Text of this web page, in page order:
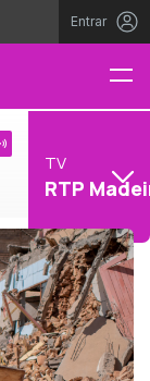
Entrar
TV
RTP